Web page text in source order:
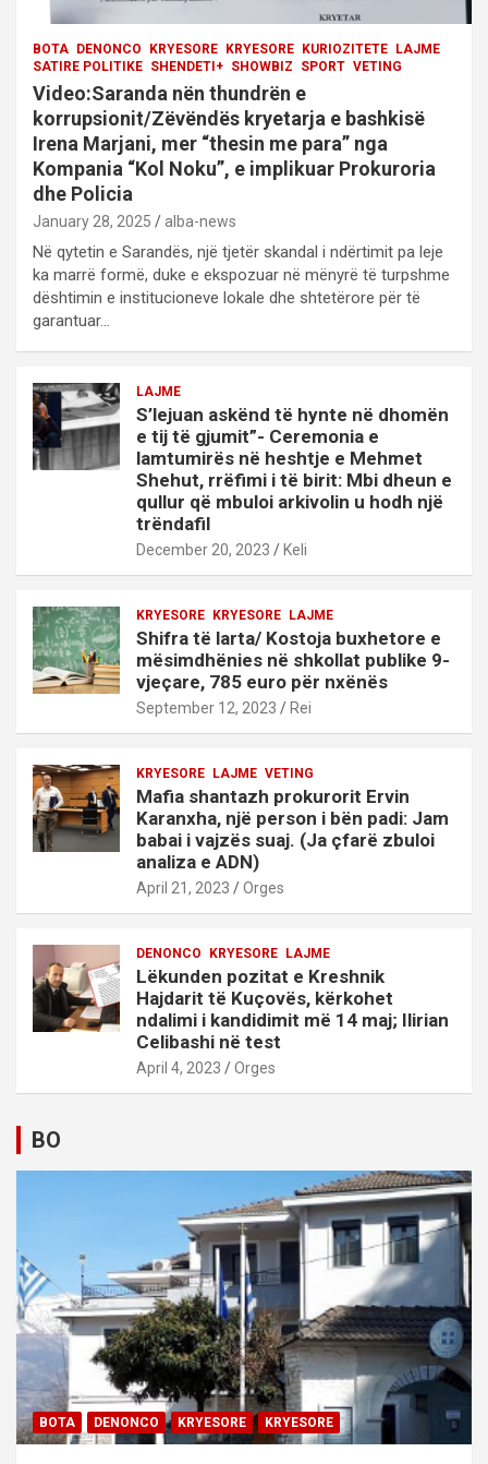
BOTA DENONCO KRYESORE KRYESORE KURIOZITETE
LAJME
SATIRE POLITIKE SHENDETI+ SHOWBIZ SPORT VETING
Video:Saranda nën thundrën e
korrupsionit/Zëvëndës kryetarja e bashkisë
Irena Marjani, mer “thesin me para” nga
Kompania “Kol Noku”, e implikuar Prokuroria
dhe Policia
January 28, 2025 alba-news
Në qytetin e Sarandës, një tjetër skandal i ndërtimit pa leje
ka marrë formë, duke e ekspozuar në mënyrë të turpshme
dështimin e institucioneve lokale dhe shtetërore për të
garantuar…
LAJME
S’lejuan askënd të hynte në dhomën
e tij të gjumit”- Ceremonia e
lamtumirës në heshtje e Mehmet
Shehut, rrëfimi i të birit: Mbi dheun e
qullur që mbuloi arkivolin u hodh një
trëndafil
December 20, 2023 Keli
KRYESORE KRYESORE LAJME
Shifra të larta/ Kostoja buxhetore e
mësimdhënies në shkollat publike 9-
vjeçare, 785 euro për nxënës
September 12, 2023 Rei
KRYESORE LAJME VETING
Mafia shantazh prokurorit Ervin
Karanxha, një person i bën padi: Jam
babai i vajzës suaj. (Ja çfarë zbuloi
analiza e ADN)
April 21, 2023 Orges
DENONCO KRYESORE LAJME
Lëkunden pozitat e Kreshnik
Hajdarit të Kuçovës, kërkohet
ndalimi i kandidimit më 14 maj; Ilirian
Celibashi në test
April 4, 2023 Orges
BO
BOTA DENONCO KRYESORE KRYESORE